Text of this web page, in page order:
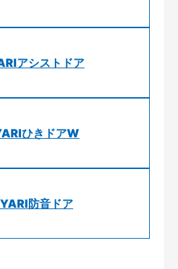
アシストドア
ひきドアW
防音ドア